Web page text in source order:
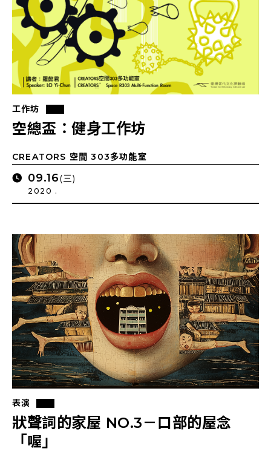
工作坊
空總盃：健身工作坊
CREATORS 空間 303多功能室
09.16(三)
2020 .
表演
狀聲詞的家屋 NO.3－口部的屋念
「喔」